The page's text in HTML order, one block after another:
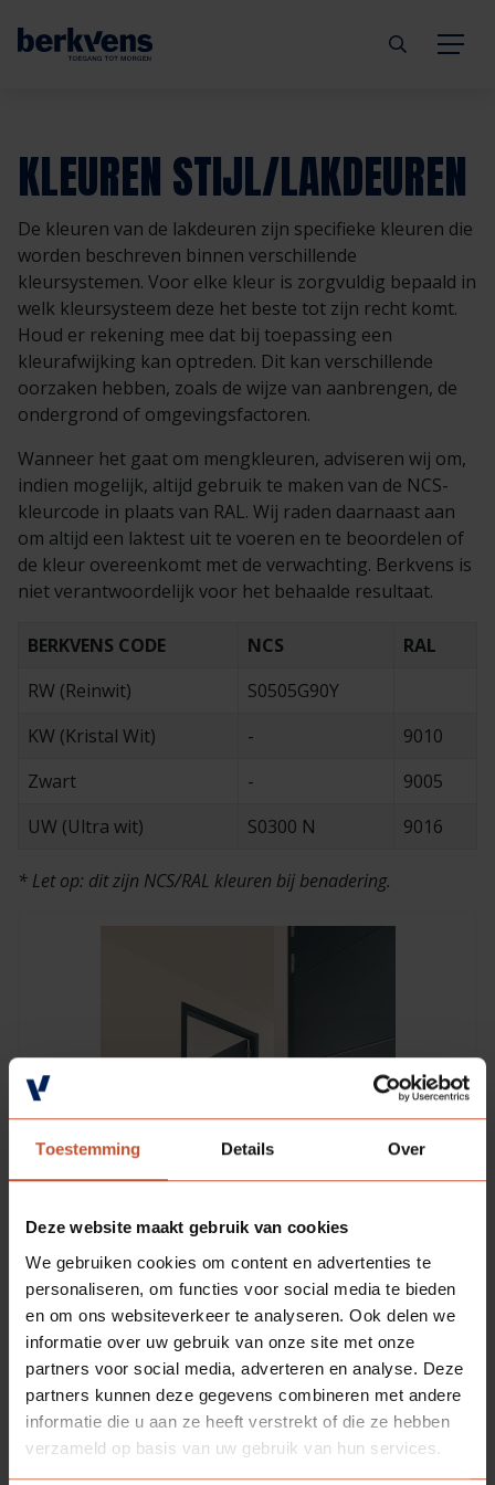
Toestemming Details Over
Deze website maakt gebruik van cookies
We gebruiken cookies om content en advertenties te
personaliseren, om functies voor social media te bieden
en om ons websiteverkeer te analyseren. Ook delen we
informatie over uw gebruik van onze site met onze
partners voor social media, adverteren en analyse. Deze
partners kunnen deze gegevens combineren met andere
informatie die u aan ze heeft verstrekt of die ze hebben
verzameld op basis van uw gebruik van hun services.
Deuren
Kozijnen
Hang- & sluitwerk
Diensten
Veelgestelde vragen
Eengezinswoning
Meergezinswoning
Utiliteitsgebouw
Prefab woning
Aannemer
Architect
Projectontwikkelaar
Handelspartner
Inbraakwerend
Brandwerend
Geluidwerend
Rookwerend
Brochures
Technische documentatie
mijndeur.nl
Webshop
Inspiratie
Verkooppunten
Blog
Organisatie
Duurzaamheid
GND Garantiedeuren
KLEUREN STIJL/LAKDEUREN
De kleuren van de lakdeuren zijn specifieke kleuren die
worden beschreven binnen verschillende
kleursystemen. Voor elke kleur is zorgvuldig bepaald in
welk kleursysteem deze het beste tot zijn recht komt.
Houd er rekening mee dat bij toepassing een
kleurafwijking kan optreden. Dit kan verschillende
oorzaken hebben, zoals de wijze van aanbrengen, de
ondergrond of omgevingsfactoren.
Wanneer het gaat om mengkleuren, adviseren wij om,
indien mogelijk, altijd gebruik te maken van de NCS-
kleurcode in plaats van RAL. Wij raden daarnaast aan
om altijd een laktest uit te voeren en te beoordelen of
de kleur overeenkomt met de verwachting. Berkvens is
niet verantwoordelijk voor het behaalde resultaat.
BERKVENS CODE NCS
RAL
RW (Reinwit)
S0505G90Y
KW (Kristal Wit)
-
9010
Zwart
-
9005
UW (Ultra wit)
S0300 N 9016
* Let op: dit zijn NCS/RAL kleuren bij benadering.
BESCHIKBAREKLEUREN